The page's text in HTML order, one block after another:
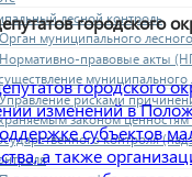
лесной контроль
Орган муниципального
Нормативно-правовые акты
муниципального
Управление рисками
законом
контроля
городского
городского
изменений в
субъектов
а также